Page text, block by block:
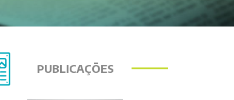
PUBLICAÇÕES